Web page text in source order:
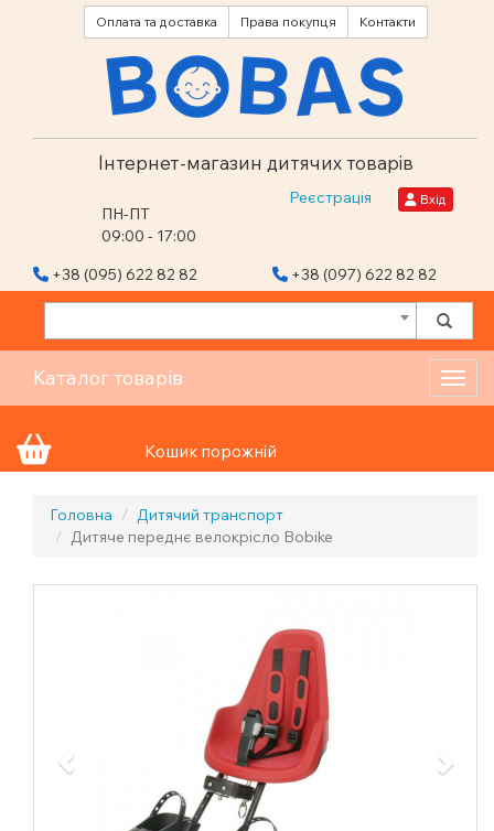
Оплата та доставка Права покупця Контакти
Інтернет-магазин дитячих товарів
ПН-ПТ
09:00 - 17:00
Реєстрація Вхід
+38 (095) 622 82 82 +38 (097) 622 82 82
Каталог товарів
Кошик порожній
Головна
Дитячий транспорт
Дитяче переднє велокрісло Bobike